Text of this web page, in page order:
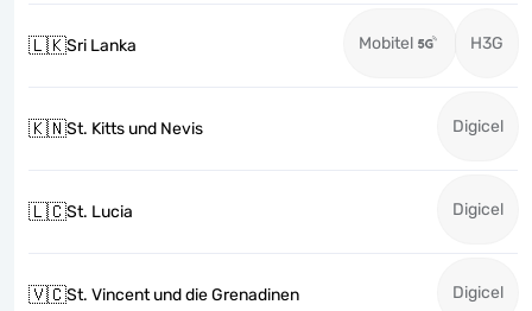
🇱🇰Sri Lanka Mobitel H3G
🇰🇳St. Kitts und Nevis Digicel
🇱🇨St. Lucia Digicel
🇻🇨St. Vincent und die Grenadinen Digicel